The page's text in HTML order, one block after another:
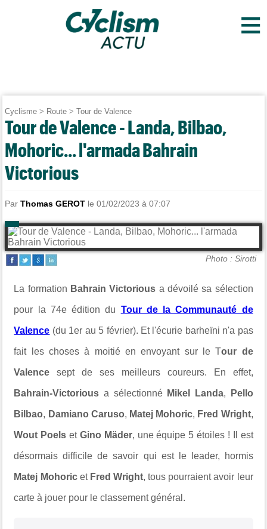
≡
Cyclisme > Route >Tour de Valence
Tour de Valence - Landa, Bilbao,
Mohoric... l'armada Bahrain
Victorious
ParThomas GEROT le 01/02/2023 à 07:07
Photo : Sirotti
La formation Bahrain Victorious a dévoilé sa sélection
pour la 74e édition du Tour de la Communauté de
Valence (du 1er au 5 février). Et l'écurie barheïni n'a pas
fait les choses à moitié en envoyant sur le Tour de
Valence sept de ses meilleurs coureurs. En effet,
Bahrain-Victorious a sélectionné Mikel Landa, Pello
Bilbao, Damiano Caruso, Matej Mohoric, Fred Wright,
Wout Poels et Gino Mäder, une équipe 5 étoiles ! Il est
désormais difficile de savoir qui est le leader, hormis
Matej Mohoricet Fred Wright, tous pourraient avoir leur
carte à jouer pour le classement général.